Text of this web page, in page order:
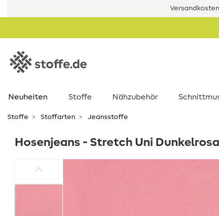
Neuheiten Stoffe Nähzubehör
Stoffe Stoffarten Jeansstoffe
Hosenjeans - Stretch Uni Dunkelrosa